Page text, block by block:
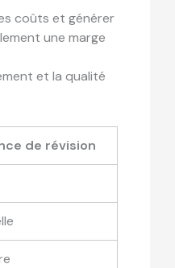
coûts et générer
une marge
et la qualité
de révision